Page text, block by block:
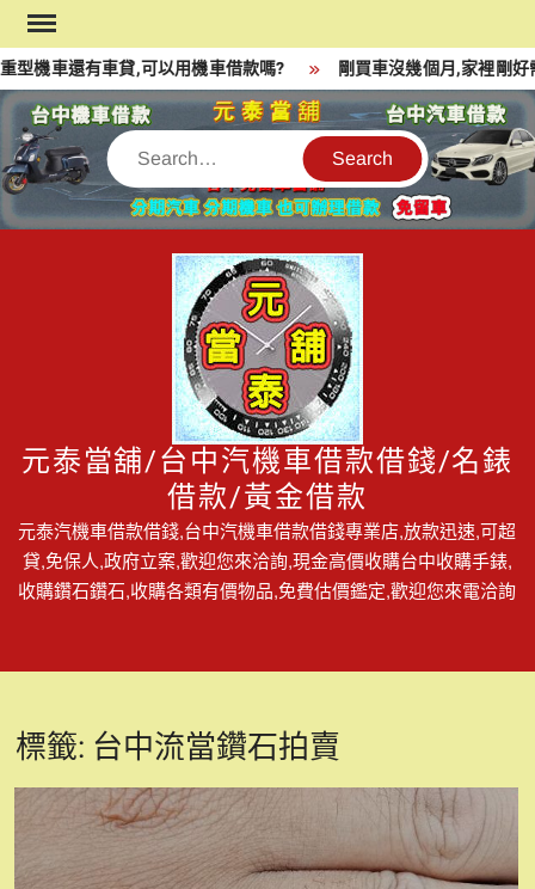
Skip
to
content
型機車還有車貸,可以用機車借款嗎? 剛買車沒幾個月,家裡剛好
Search
元泰當舖/台中汽機車借款借錢/名錶
借款/黃金借款
元泰汽機車借款借錢,台中汽機車借款借錢專業店,放款迅速,可超
貸,免保人,政府立案,歡迎您來洽詢,現金高價收購台中收購手錶,
收購鑽石鑽石,收購各類有價物品,免費估價鑑定,歡迎您來電洽詢
標籤: 台中流當鑽石拍賣